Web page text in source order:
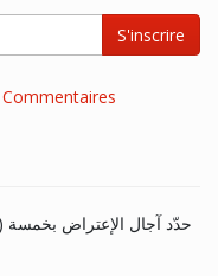
S'inscrire
Commentaires